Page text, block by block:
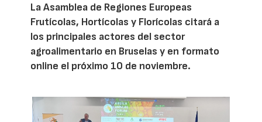
La Asamblea de Regiones Europeas
Frutícolas, Hortícolas y Florícolas citará a
los principales actores del sector
agroalimentario en Bruselas y en formato
online el próximo 10 de noviembre.